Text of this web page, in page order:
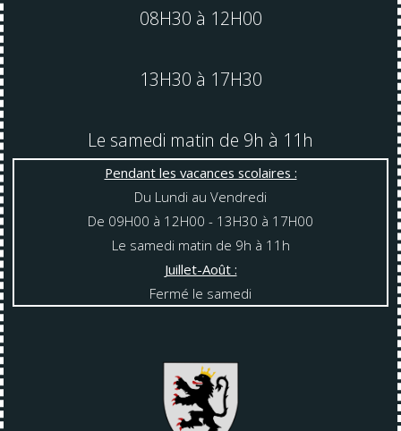
08H30 à 12H00
13H30 à 17H30
Le samedi matin de 9h à 11h
Pendant les vacances scolaires :
Du Lundi au Vendredi
De 09H00 à 12H00 - 13H30 à 17H00
Le samedi matin de 9h à 11h
Juillet-Août :
Fermé le samedi